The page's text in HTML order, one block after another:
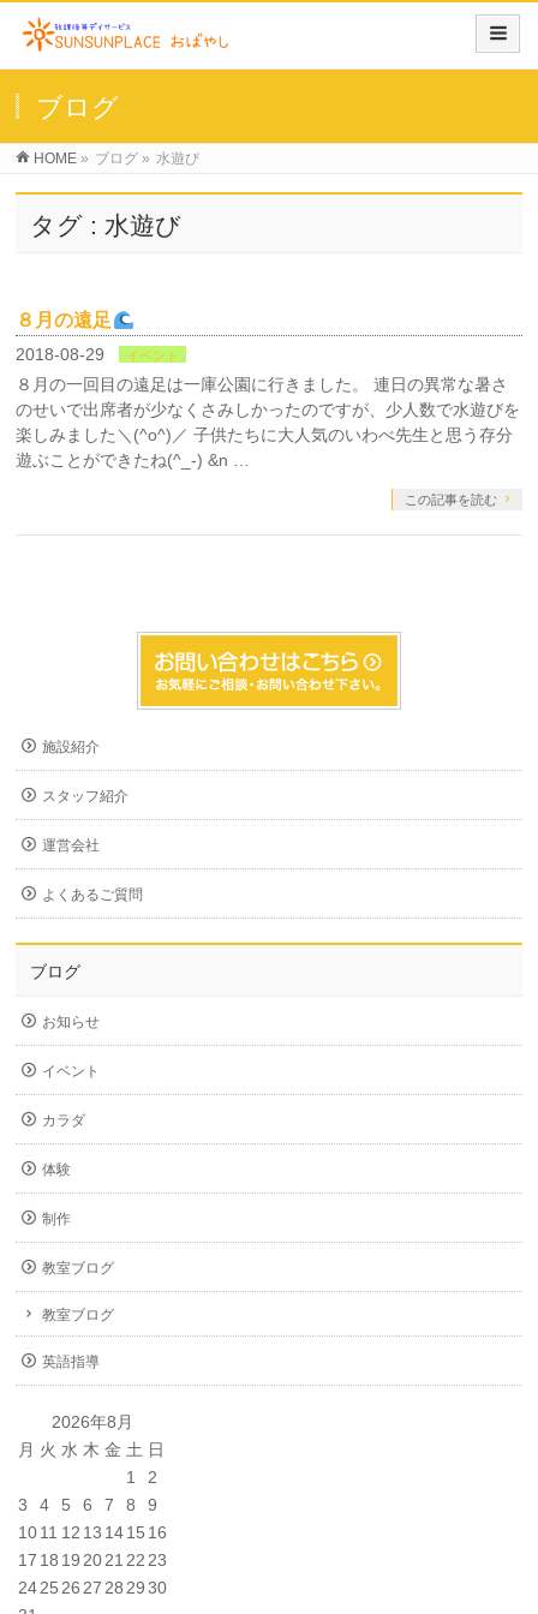
ブログ
HOME » ブログ » 水遊び
タグ : 水遊び
８月の遠足
2018-08-29 イベント
８月の一回目の遠足は一庫公園に行きました。 連日の異常な暑さ
のせいで出席者が少なくさみしかったのですが、少人数で水遊びを
楽しみました＼(^o^)／ 子供たちに大人気のいわべ先生と思う存分
遊ぶことができたね(^_-) &n …
この記事を読む
施設紹介
スタッフ紹介
運営会社
よくあるご質問
ブログ
お知らせ
イベント
カラダ
体験
制作
教室ブログ
教室ブログ
英語指導
2026年8月
月 火 水 木 金 土 日
1
2
3
4 5 6 7 8
9
1011 12 13 1415 16
17 18 19 2021 22 23
2425 26 27 28 29 30